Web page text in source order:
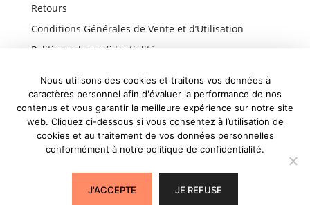
Retours
Conditions Générales de Vente et d’Utilisation
Politique de confidentialité
Liens rapides
Boutique
Mon compte
Nous utilisons des cookies et traitons vos données à
caractères personnel afin d'évaluer la performance de nos
contenus et vous garantir la meilleure expérience sur notre site
web. Cliquez ci-dessous si vous consentez à l’utilisation de
cookies et au traitement de vos données personnelles
conformément à notre politique de confidentialité.
J'ACCEPTE JE REFUSE